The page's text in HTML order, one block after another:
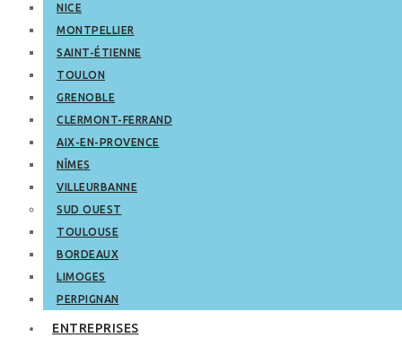
NICE
MONTPELLIER
SAINT-ÉTIENNE
TOULON
GRENOBLE
CLERMONT-FERRAND
AIX-EN-PROVENCE
NÎMES
VILLEURBANNE
SUD OUEST
TOULOUSE
BORDEAUX
LIMOGES
PERPIGNAN
ENTREPRISES